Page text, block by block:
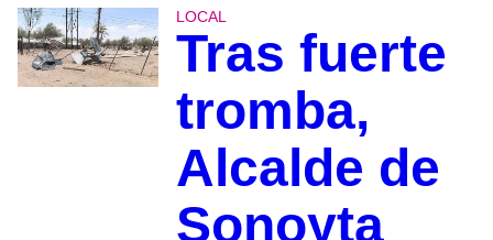
LOCAL
Tras fuerte
tromba,
Alcalde de
Sonoyta